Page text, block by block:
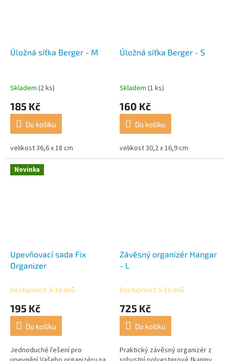
Úložná síťka Berger - M
Skladem (2 ks)
185 Kč
Do košíku
velikost 36,6 x 18 cm
Úložná síťka Berger - S
Skladem (1 ks)
160 Kč
Do košíku
velikost 30,2 x 16,9 cm
Novinka
Upevňovací sada Fix
Organizer
Dostupnost: 5-10 dnů
195 Kč
Do košíku
Jednoduché řešení pro
Závěsný organizér Hangar
- L
Dostupnost: 5-10 dnů
725 Kč
Do košíku
Praktický závěsný organizér z